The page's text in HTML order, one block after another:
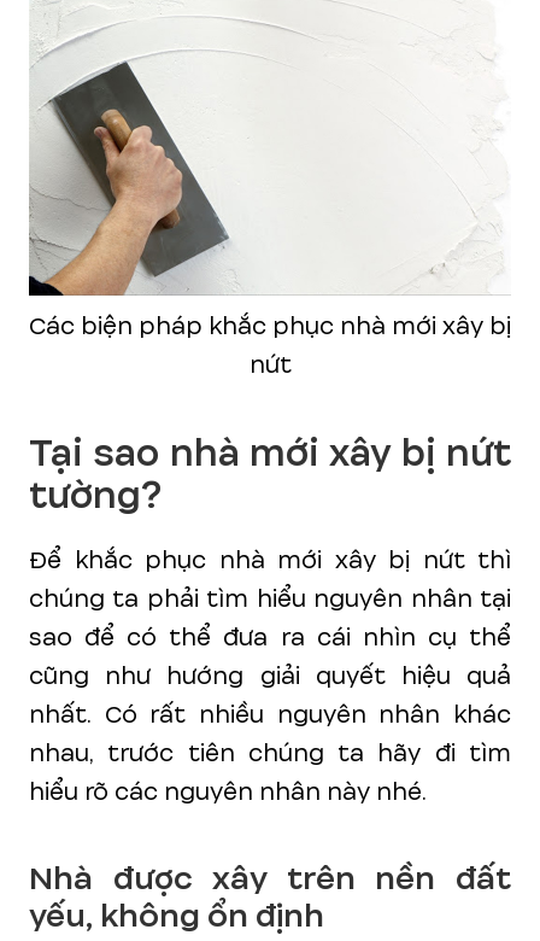
Các biện pháp khắc phục nhà mới xây bị
nứt
Tại sao nhà mới xây bị nứt
tường?
Để khắc phục nhà mới xây bị nứt thì
chúng ta phải tìm hiểu nguyên nhân tại
sao để có thể đưa ra cái nhìn cụ thể
cũng như hướng giải quyết hiệu quả
nhất. Có rất nhiều nguyên nhân khác
nhau, trước tiên chúng ta hãy đi tìm
hiểu rõ các nguyên nhân này nhé.
Nhà được xây trên nền đất
yếu, không ổn định